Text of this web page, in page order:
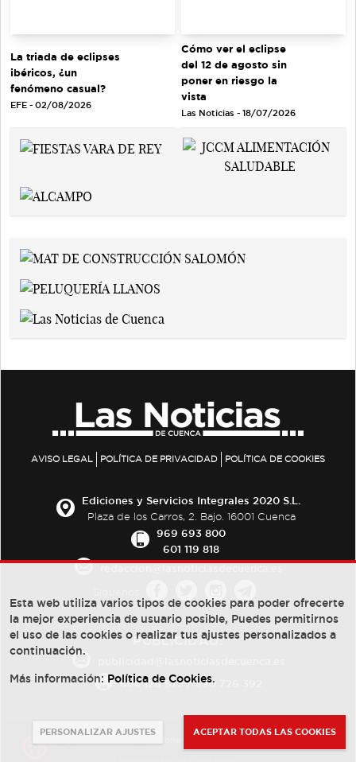
La triada de eclipses
ibéricos, ¿un
fenómeno casual?
EFE - 02/08/2026
Cómo ver el eclipse
del 12 de agosto sin
poner en riesgo la
vista
Las Noticias - 18/07/2026
AVISO LEGAL POLÍTICA DE PRIVACIDAD POLÍTICA DE COOKIES
Ediciones y Servicios Integrales 2020 S.L.
Plaza de los Carros, 2. Bajo. 16001 Cuenca
969 693 800
601 119 818
PUBLICIDAD:
684 126 573/670 726 392
Esta web utiliza varios tipos de cookies para poder ofrecerte
la mejor experiencia de usuario posible, Puedes permitirnos
el uso de las cookies o realizar tus ajustes personalizados a
continuación.
Más información: Política de Cookies.
PERSONALIZAR AJUSTES ACEPTAR TODAS LAS COOKIES